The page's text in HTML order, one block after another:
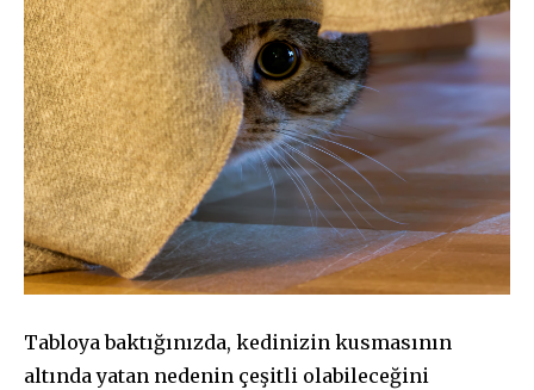
Tabloya baktığınızda, kedinizin kusmasının
altında yatan nedenin çeşitli olabileceğini